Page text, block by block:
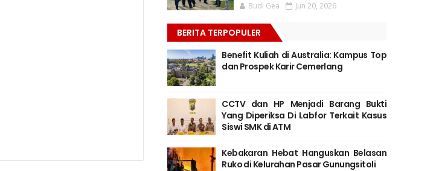
Budi Gea Jun 20, 2026
BERITA TERPOPULER
Benefit Kuliah di Australia: Kampus Top
dan Prospek Karir Cemerlang
CCTV dan HP Menjadi Barang Bukti
Yang Diperiksa Di Labfor Terkait Kasus
Siswi SMK di ATM
Kebakaran Hebat Hanguskan Belasan
Ruko di Kelurahan Pasar Gunungsitoli